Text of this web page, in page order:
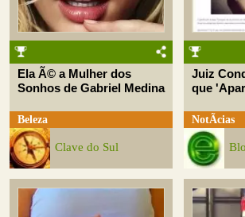
Ela Ã© a Mulher dos
Sonhos de Gabriel Medina
Beleza
Clave do Sul
Juiz
que
NotÃ­cias